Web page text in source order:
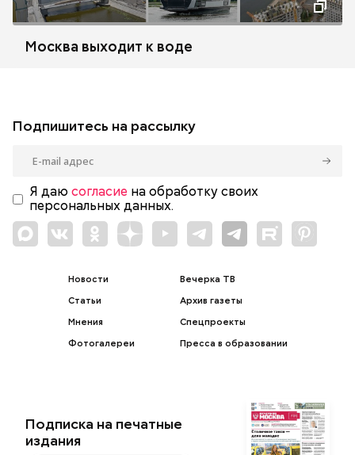
Москва выходит к воде
Подпишитесь на рассылку
Я даю согласие на обработку своих
персональных данных.
Новости
Статьи
Мнения
Фотогалереи
Вечерка ТВ
Архив газеты
Спецпроекты
Пресса в образовании
Подписка на печатные
издания